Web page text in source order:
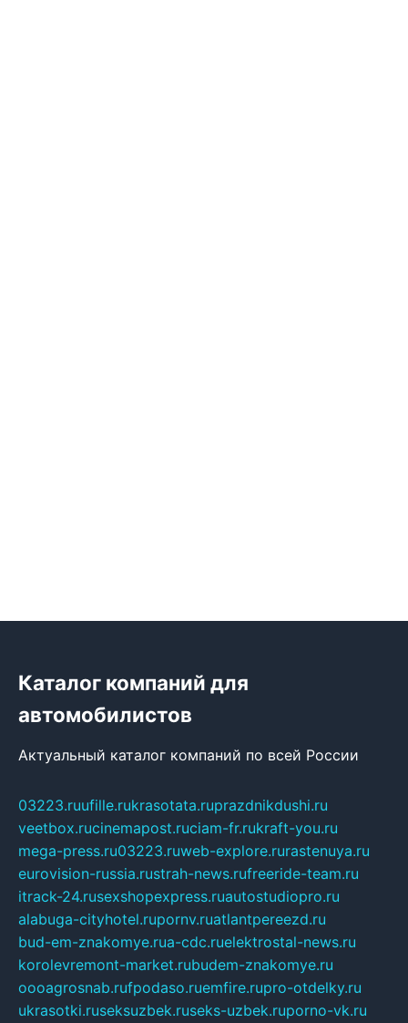
Каталог компаний для
автомобилистов
Актуальный каталог компаний по всей России
03223.ruufille.rukrasotata.ruprazdnikdushi.ru
veetbox.rucinemapost.ruciam-fr.rukraft-you.ru
mega-press.ru03223.ruweb-explore.rurastenuya.ru
eurovision-russia.rustrah-news.rufreeride-team.ru
itrack-24.rusexshopexpress.ruautostudiopro.ru
alabuga-cityhotel.rupornv.ruatlantpereezd.ru
bud-em-znakomye.rua-cdc.ruelektrostal-news.ru
korolevremont-market.rubudem-znakomye.ru
oooagrosnab.rufpodaso.ruemfire.rupro-otdelky.ru
ukrasotki.ruseksuzbek.ruseks-uzbek.ruporno-vk.ru